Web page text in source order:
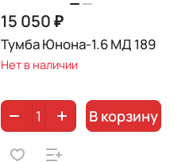
15 050 ₽
Тумба Юнона-1.6 МД 189
Нет в наличии
В корзину